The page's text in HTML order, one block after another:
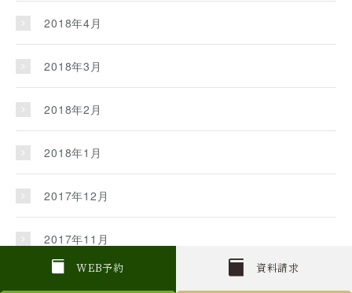
W EB予約 資料請求
2018年4月
2018年3月
2018年2月
2018年1月
2017年12月
2017年11月